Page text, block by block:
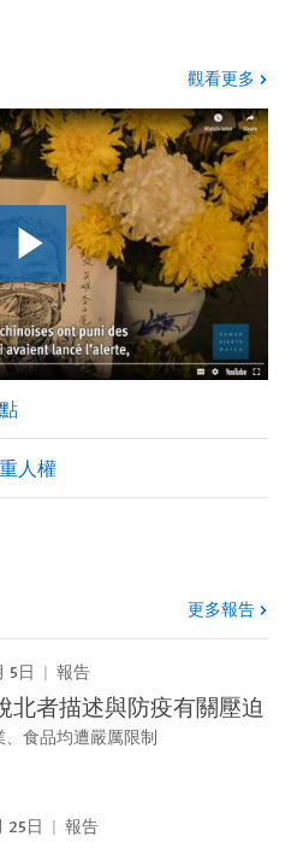
觀看更多 影片
人權
更多報告
5日 報告
北者描述與防疫有關壓迫
食品均遭嚴厲限制
25日 報告